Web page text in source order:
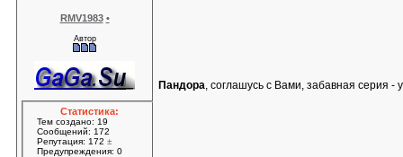
RMV1983 •
Автор
Статистика:
Тем создано: 19
Сообщений: 172
Репутация: 172±
Предупреждения: 0
Пандора, соглашусь с Вами, забавная серия -